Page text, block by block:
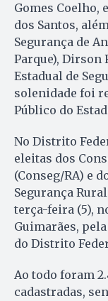
Gomes Coelho,
dos Santos,
Segurança de
Parque), Dirson
Estadual de
solenidade foi
Público do
No Distrito
eleitas dos
(Conseg/RA) e
Segurança
terça-feira (5),
Guimarães,
do Distrito
Ao todo foram
cadastradas,